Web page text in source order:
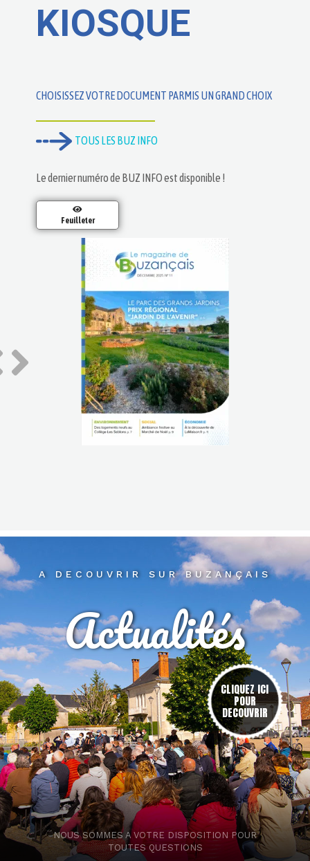
KIOSQUE
CHOISISSEZ VOTRE DOCUMENT PARMIS UN GRAND CHOIX
TOUS LES BUZ INFO
Le dernier numéro de BUZ INFO est disponible !
Feuilleter
A DECOUVRIR SUR BUZANÇAIS
NOUS SOMMES A VOTRE DISPOSITION POUR
TOUTES QUESTIONS
CLIQUEZ ICI
POUR
DECOUVRIR
Actualités